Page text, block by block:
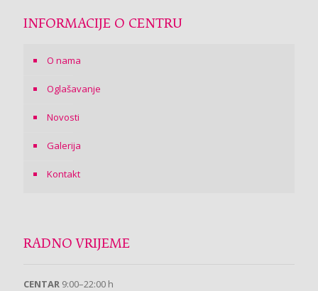
INFORMACIJE O CENTRU
O nama
Oglašavanje
Novosti
Galerija
Kontakt
RADNO VRIJEME
CENTAR 9:00–22:00 h